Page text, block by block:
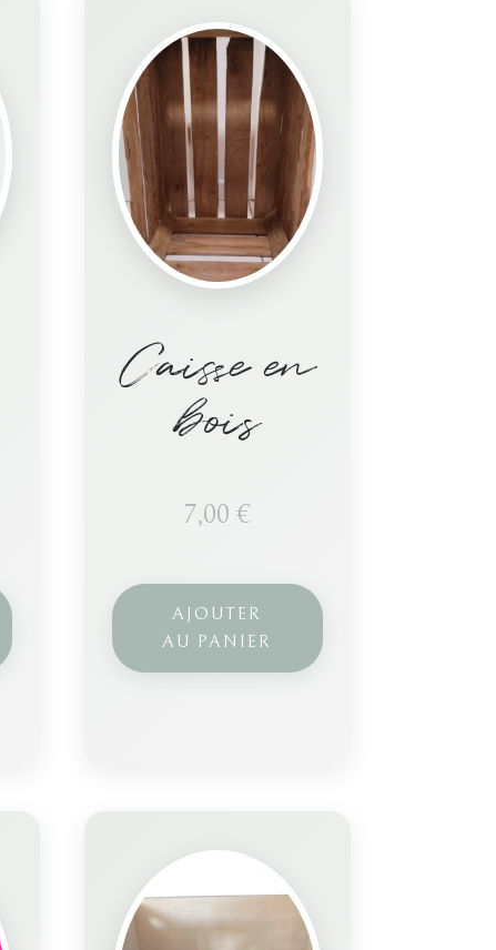
Caisse en
bois
7,00 €
AJOUTER
AU PANIER